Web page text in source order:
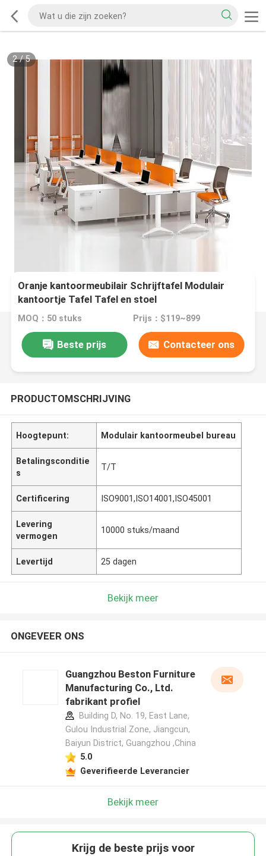
2/5
Oranje kantoormeubilair Schrijftafel Modulair
kantoortje Tafel Tafel en stoel
MOQ：50 stuks Prijs：$119~899
Beste prijs Contacteer ons
PRODUCTOMSCHRIJVING
Hoogtepunt: Modulair kantoormeubel bureau
Betalingsconditie
s
T/T
Certificering ISO9001,ISO14001,ISO45001
Levering
vermogen
10000 stuks/maand
Levertijd 25 dagen
Bekijk meer
ONGEVEER ONS
Guangzhou Beston Furniture
Manufacturing Co., Ltd.
fabrikant profiel
Building D, No. 19, East Lane,
Gulou Industrial Zone, Jiangcun,
Baiyun District, Guangzhou ,China
5.0
Geverifieerde Leverancier
Bekijk meer
Krijg de beste prijs voor